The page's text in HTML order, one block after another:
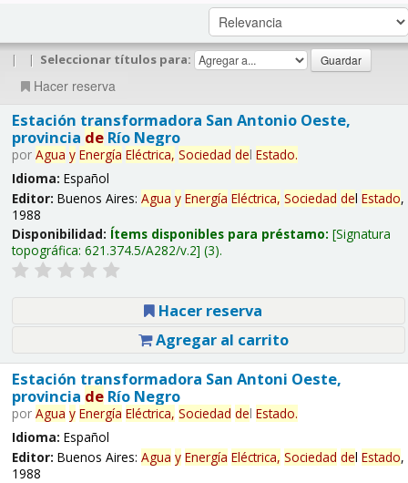
| | Seleccionar títulos para:
Hacer reserva
Estación transformadora San Antonio Oeste,
provincia deRío Negro
por Agua y Energía Eléctrica, Sociedad del Estado.
Idioma: Español
Editor: Buenos Aires: Agua y Energía Eléctrica, Sociedad del Estado,
1988
Disponibilidad: Ítems disponibles para préstamo: Signatura
topográfica: 621.374.5/A282/v.2 (3).
Hacer reserva
Agregar al carrito
Estación transformadora San Antoni Oeste,
provincia deRío Negro
por Agua y Energía Eléctrica, Sociedad del Estado.
Idioma: Español
Editor: Buenos Aires: Agua y Energía Eléctrica, Sociedad del Estado,
1988